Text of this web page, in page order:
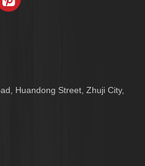
Huandong Street, Zhuji City,